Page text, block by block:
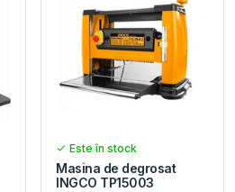
Este în stock
Masina de degrosat
INGCO TP15003